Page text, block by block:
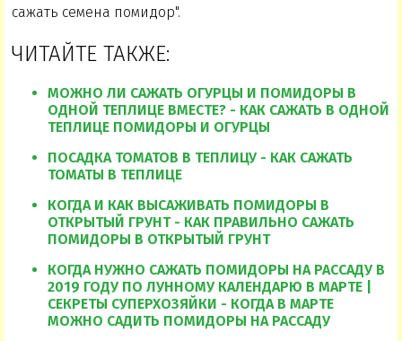
сажать семена помидор".
ЧИТАЙТЕ ТАКЖЕ:
МОЖНО ЛИ САЖАТЬ ОГУРЦЫ И ПОМИДОРЫ В
ОДНОЙ ТЕПЛИЦЕ ВМЕСТЕ? - КАК САЖАТЬ В ОДНОЙ
ТЕПЛИЦЕ ПОМИДОРЫ И ОГУРЦЫ
ПОСАДКА ТОМАТОВ В ТЕПЛИЦУ - КАК САЖАТЬ
ТОМАТЫ В ТЕПЛИЦЕ
КОГДА И КАК ВЫСАЖИВАТЬ ПОМИДОРЫ В
ОТКРЫТЫЙ ГРУНТ - КАК ПРАВИЛЬНО САЖАТЬ
ПОМИДОРЫ В ОТКРЫТЫЙ ГРУНТ
КОГДА НУЖНО САЖАТЬ ПОМИДОРЫ НА РАССАДУ В
2019 ГОДУ ПО ЛУННОМУ КАЛЕНДАРЮ В МАРТЕ |
СЕКРЕТЫ СУПЕРХОЗЯЙКИ - КОГДА В МАРТЕ
МОЖНО САДИТЬ ПОМИДОРЫ НА РАССАДУ